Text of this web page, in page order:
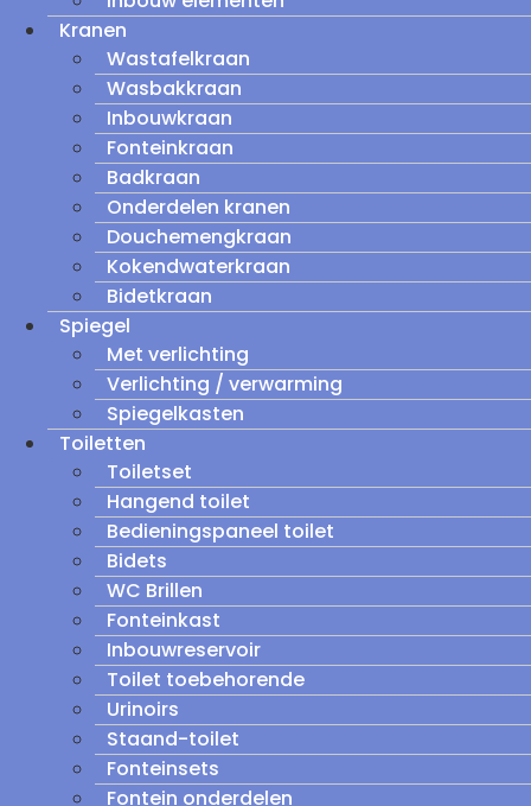
Kranen
Wastafelkraan
Wasbakkraan
Inbouwkraan
Fonteinkraan
Badkraan
Onderdelen kranen
Douchemengkraan
Kokendwaterkraan
Bidetkraan
Spiegel
Met verlichting
Verlichting / verwarming
Spiegelkasten
Toiletten
Toiletset
Hangend toilet
Bedieningspaneel toilet
Bidets
WC Brillen
Fonteinkast
Inbouwreservoir
Toilet toebehorende
Urinoirs
Staand-toilet
Fonteinsets
Fontein onderdelen